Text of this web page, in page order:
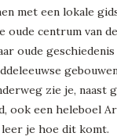
met een lokale
centrum van
oude
zie je, naast
ook een heleboel
je hoe dit komt.